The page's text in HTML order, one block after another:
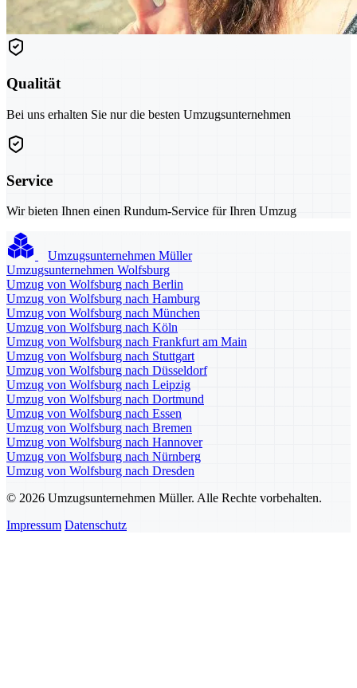
Qualität
Bei uns erhalten Sie nur die besten Umzugsunternehmen
Service
Wir bieten Ihnen einen Rundum-Service für Ihren Umzug
Umzugsunternehmen Müller
Umzugsunternehmen Wolfsburg
Umzug von Wolfsburg nach Berlin
Umzug von Wolfsburg nach Hamburg
Umzug von Wolfsburg nach München
Umzug von Wolfsburg nach Köln
Umzug von Wolfsburg nach Frankfurt am Main
Umzug von Wolfsburg nach Stuttgart
Umzug von Wolfsburg nach Düsseldorf
Umzug von Wolfsburg nach Leipzig
Umzug von Wolfsburg nach Dortmund
Umzug von Wolfsburg nach Essen
Umzug von Wolfsburg nach Bremen
Umzug von Wolfsburg nach Hannover
Umzug von Wolfsburg nach Nürnberg
Umzug von Wolfsburg nach Dresden
© 2026 Umzugsunternehmen Müller. Alle Rechte vorbehalten.
Impressum Datenschutz